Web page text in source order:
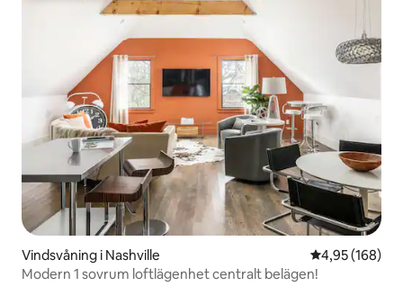
Vindsvåning i Nashville 4,95 av 5 i
4,95 (168)
Modern 1 sovrum loftlägenhet centralt belägen!